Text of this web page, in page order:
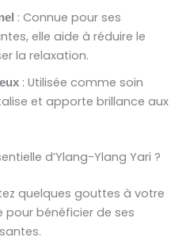
: Connue pour ses
elle aide à réduire le
la relaxation.
: Utilisée comme soin
et apporte brillance aux
d’Ylang-Ylang Yari ?
quelques gouttes à votre
bénéficier de ses